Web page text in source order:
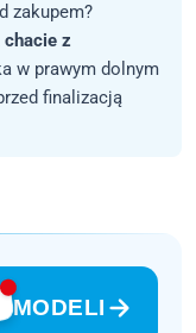
zakupem?
chacie z
w prawym dolnym
finalizacją
MODELI